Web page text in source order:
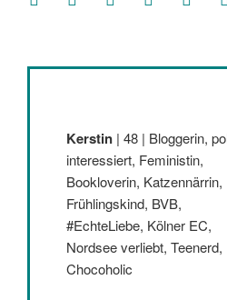
Kerstin | 48 | Bloggerin,
interessiert, Feministin,
Bookloverin, Katzennärrin,
Frühlingskind, BVB,
#EchteLiebe, Kölner EC,
Nordsee verliebt, Teenerd,
Chocoholic